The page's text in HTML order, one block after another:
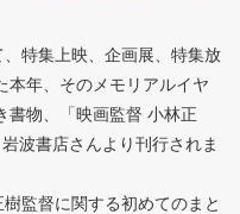
特集上映、企画展、 特集放
年、 そのメモリアルイヤ
書物、「映画監督 小林正
岩波書店さんより刊行されま
監督に関する初めてのまと